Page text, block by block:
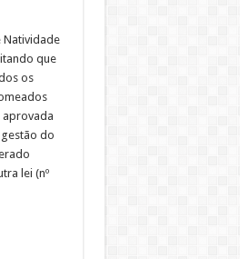
Natividade
que
os
aprovada
do
lei (nº